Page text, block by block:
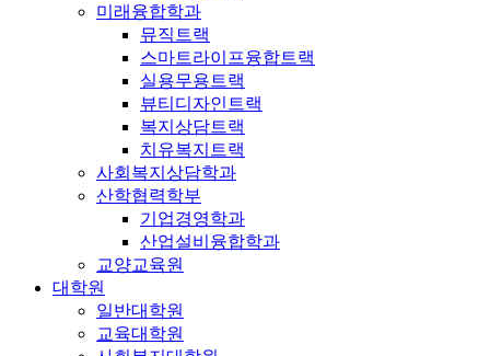
미래융합학과
뮤직트랙
스마트라이프융합트랙
실용무용트랙
뷰티디자인트랙
복지상담트랙
치유복지트랙
사회복지상담학과
산학협력학부
기업경영학과
산업설비융합학과
교양교육원
대학원
일반대학원
교육대학원